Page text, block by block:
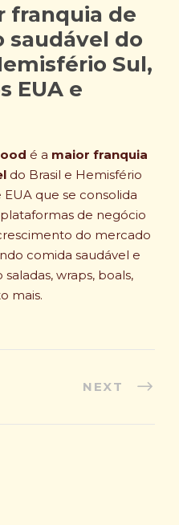
franquia de
saudável do
Sul,
EUA e
é a maior franquia
do Brasil e Hemisfério
que se consolida
de negócio
do mercado
comida saudável e
wraps, boals,
mais.
NEXT